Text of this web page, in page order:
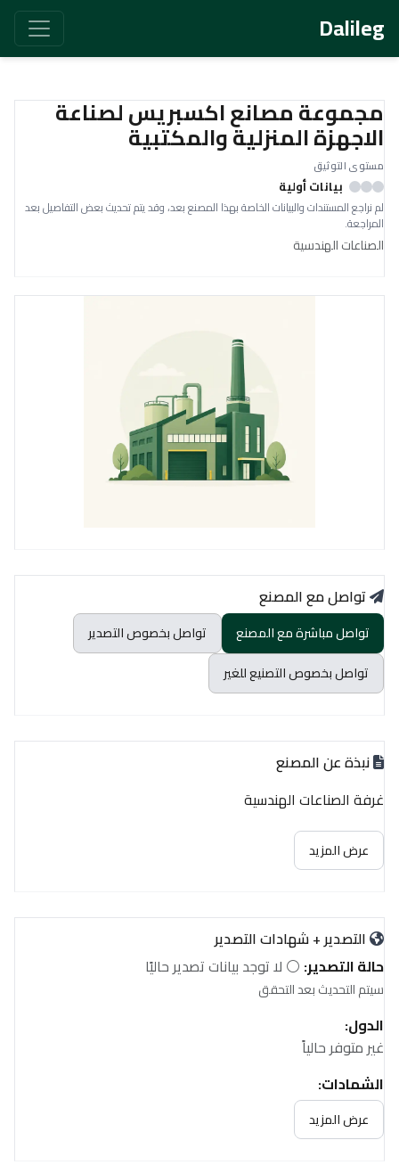
Dalileg
مجموعة مصانع اكسبريس لصناعة
الاجهزة المنزلية والمكتبية
مستوى التوثيق
بيانات أولية
لم نراجع المستندات والبيانات الخاصة بهذا المصنع بعد، وقد يتم تحديث بعض التفاصيل بعد
المراجعة.
الصناعات الهندسية
تواصل مع المصنع
تواصل مباشرة مع المصنع
تواصل بخصوص التصدير
تواصل بخصوص التصنيع للغير
نبذة عن المصنع
غرفة الصناعات الهندسية
عرض المزيد
التصدير + شهادات التصدير
حالة التصدير: ⚪ لا توجد بيانات تصدير حاليًا
سيتم التحديث بعد التحقق
الدول:
غير متوفر حالياً
الشهادات:
غير متوفر حالياً
عرض المزيد